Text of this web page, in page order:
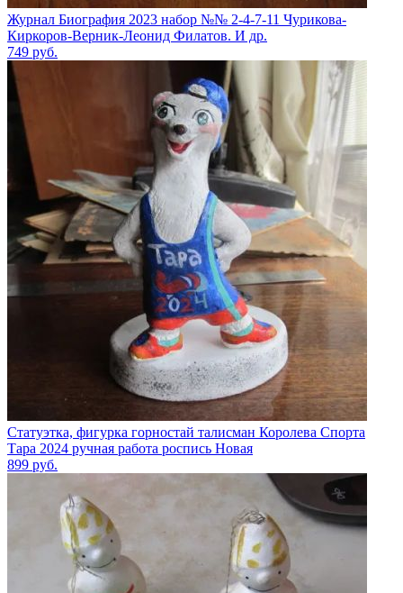
Журнал Биография 2023 набор №№ 2-4-7-11 Чурикова-
Киркоров-Верник-Леонид Филатов. И др.
749 руб.
Статуэтка, фигурка горностай талисман Королева Спорта
Тара 2024 ручная работа роспись Новая
899 руб.